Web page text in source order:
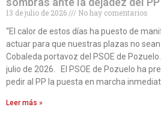
13 de julio de 2026
No hay comentarios
“El calor de estos días ha puesto de
actuar para que nuestras plazas no
Cobaleda portavoz del PSOE de
julio de 2026. El PSOE de Pozuelo ha
pedir al PP la puesta en marcha
Leer más »